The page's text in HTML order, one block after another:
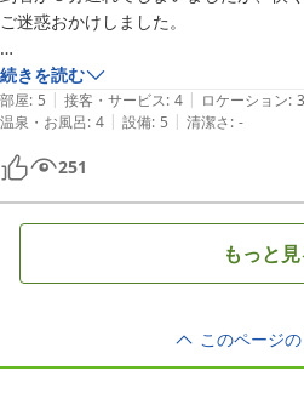
ご迷惑おかけしました。
せっかくなので贅沢コースにしまいま
な料理でした。
夜食におにぎりもいただけました！
子供の予約が高学年と低学年しか選べ
んで予約しましたが、料理が低学年用
予約の仕方が悪かったのか、、、
電話でも確認するべきでした。
ほかにも温泉とお部屋、子供も大人も
続きを読む
部屋: 5 | 接客・サービス: 4 | ロケーション: 3
温泉・お風呂: 4 | 設備: 5 | 清潔さ: -
251
もっと
このページ